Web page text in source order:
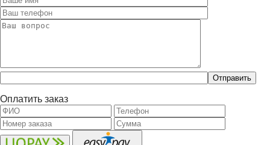
это
поле
пустым.
Оплатить заказ